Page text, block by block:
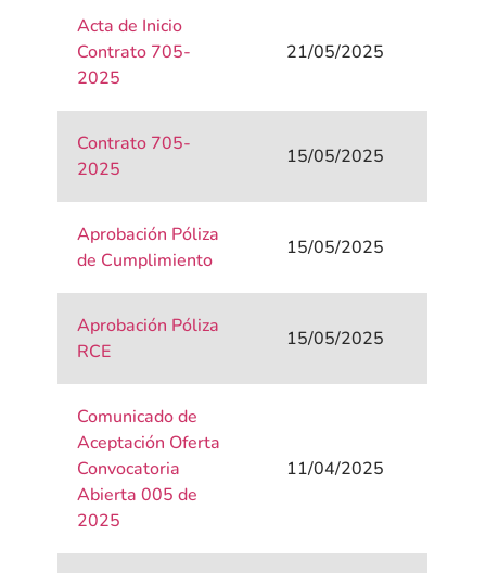
Acta de Inicio
Contrato 705-
2025
21/05/2025
Contrato 705-
2025
15/05/2025
Aprobación Póliza
de Cumplimiento
15/05/2025
Aprobación Póliza
RCE
15/05/2025
Comunicado de
Aceptación Oferta
Convocatoria
Abierta 005 de
2025
11/04/2025